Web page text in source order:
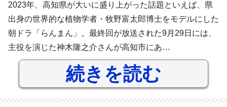
2023年、高知県が大いに盛り上がった話題といえば、県
出身の世界的な植物学者・牧野富太郎博士をモデルにした
朝ドラ「らんまん」。最終回が放送された9月29日には、
主役を演じた神木隆之介さんが高知市にあ…
続きを読む